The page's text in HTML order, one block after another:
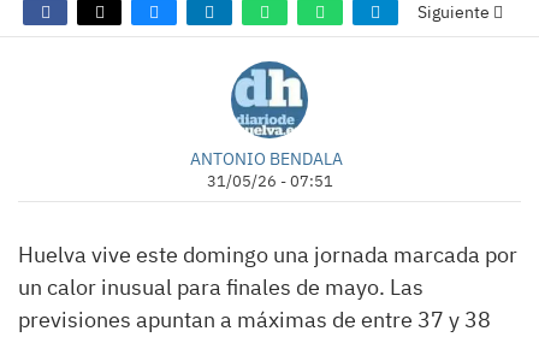
Siguiente
ANTONIO BENDALA
31/05/26 - 07:51
Huelva vive este domingo una jornada marcada por
un calor inusual para finales de mayo. Las
previsiones apuntan a máximas de entre 37 y 38